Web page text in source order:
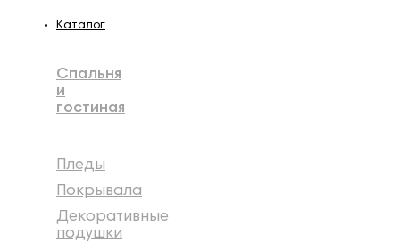
Каталог
Спальня
и
гостиная
Пледы
Покрывала
Декоративные
подушки